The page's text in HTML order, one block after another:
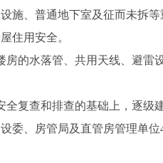
施、普通地下室及征而未拆
住用安全。
的水落管、共用天线、避
复查和排查的基础上，逐
委、房管局及直管房管理单